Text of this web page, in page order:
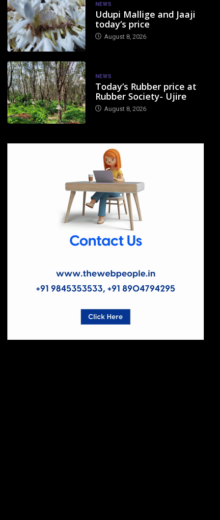
NEWS
Udupi Mallige and Jaaji
today’s price
August 8, 2026
NEWS
Today’s Rubber price at
Rubber Society- Ujire
August 8, 2026